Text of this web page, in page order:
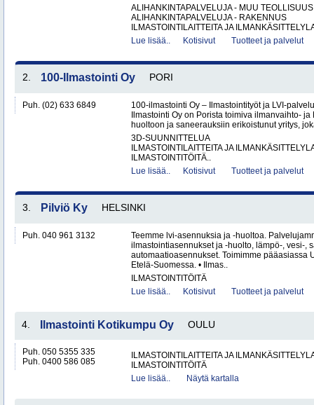
ALIHANKINTAPALVELUJA - MUU TEOLLISUUS
ALIHANKINTAPALVELUJA - RAKENNUS
ILMASTOINTILAITTEITA JA
Lue lisää..
Kotisivut Tuotteet ja palvelut
2. 100-Ilmastointi Oy PORI
Puh. (02) 633 6849
100-ilmastointi Oy – Ilmastointityöt ja LVI-
Ilmastointi Oy on Porista toimiva ilmanvaihto-
huoltoon ja saneerauksiin erikoistunut yritys,
3D-SUUNNITTELUA
ILMASTOINTILAITTEITA JA
ILMASTOINTITÖITÄ..
Lue lisää..
Kotisivut Tuotteet ja palvelut
3. Pilviö Ky HELSINKI
Puh. 040 961 3132
Teemme lvi-asennuksia ja -huoltoa.
ilmastointiasennukset ja -huolto, lämpö-, vesi-,
automaatioasennukset. Toimimme pääasiassa
Etelä-Suomessa. • Ilmas..
ILMASTOINTITÖITÄ
Lue lisää..
Kotisivut Tuotteet ja palvelut
4. Ilmastointi Kotikumpu Oy OULU
Puh. 050 5355 335
Puh. 0400 586 085
ILMASTOINTILAITTEITA JA
ILMASTOINTITÖITÄ
Lue lisää..
Näytä kartalla